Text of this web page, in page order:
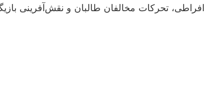
تحرکات مخالفان طالبان و نقش‌آفرینی